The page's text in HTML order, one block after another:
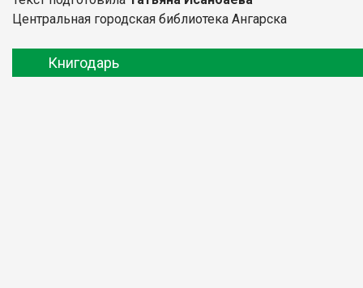
Центральная городская библиотека Ангарска
Книгодарь